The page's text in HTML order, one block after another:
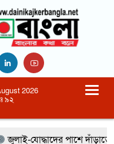
2026
৯২
যোদ্ধাদের পাশে দাঁড়াতে